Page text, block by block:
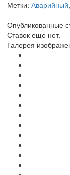
Метки: Аварийный,
Опубликованные
Ставок еще нет.
Галерея